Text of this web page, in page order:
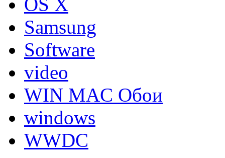
Samsung
Software
video
WIN MAC Обои
windows
WWDC